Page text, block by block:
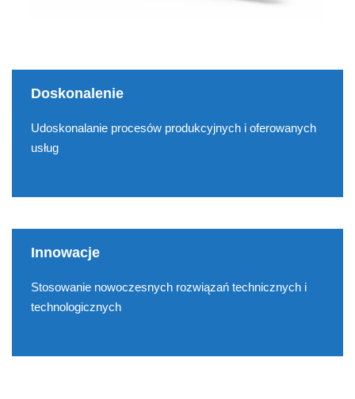
Doskonalenie
Udoskonalanie procesów produkcyjnych i oferowanych
usług
Innowacje
Stosowanie nowoczesnych rozwiązań technicznych i
technologicznych